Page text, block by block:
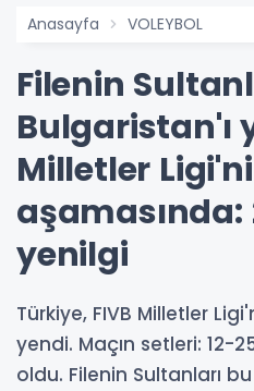
Anasayfa VOLEYBOL
Filenin
Bulgaristan'ı
Milletler
aşamasında:
yenilgi
Türkiye, FIVB Milletler
yendi. Maçın setleri: 12-
oldu. Filenin Sultanları